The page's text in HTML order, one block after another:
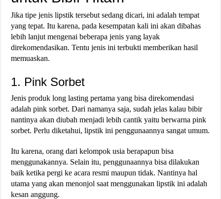
Jika tipe jenis lipstik tersebut sedang dicari, ini adalah tempat
yang tepat. Itu karena, pada kesempatan kali ini akan dibahas
lebih lanjut mengenai beberapa jenis yang layak
direkomendasikan. Tentu jenis ini terbukti memberikan hasil
memuaskan.
1. Pink Sorbet
Jenis produk long lasting pertama yang bisa direkomendasi
adalah pink sorbet. Dari namanya saja, sudah jelas kalau bibir
nantinya akan diubah menjadi lebih cantik yaitu berwarna pink
sorbet. Perlu diketahui, lipstik ini penggunaannya sangat umum.
Itu karena, orang dari kelompok usia berapapun bisa
menggunakannya. Selain itu, penggunaannya bisa dilakukan
baik ketika pergi ke acara resmi maupun tidak. Nantinya hal
utama yang akan menonjol saat menggunakan lipstik ini adalah
kesan anggung.